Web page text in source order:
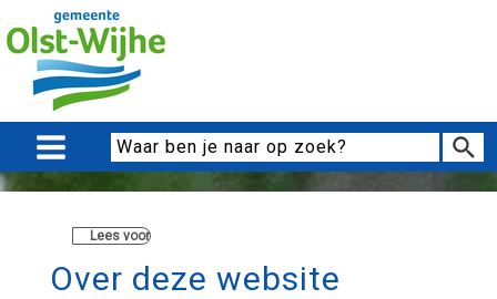
Lees voor
Over deze website